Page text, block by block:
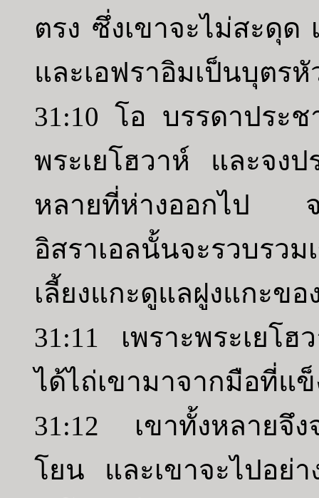
ตรง ซึ่งเขาจะไม่สะดุด
และเอฟราอิมเป็นบุตรหั
31:10 โอ บรรดาประ
พระเยโฮวาห์ และจงป
หลายที่ห่างออกไป
อิสราเอลนั้นจะรวบรว
เลี้ยงแกะดูแลฝูงแกะขอ
31:11 เพราะพระเยโ
ได้ไถ่เขามาจากมือที่แข็
31:12 เขาทั้งหลายจึง
โยน และเขาจะไปอย่า